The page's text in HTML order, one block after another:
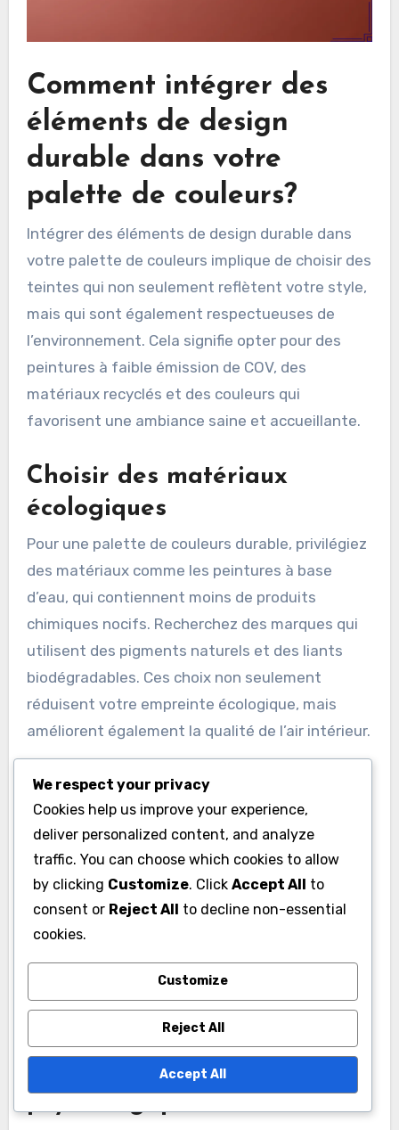
Comment intégrer des
éléments de design
durable dans votre
palette de couleurs?
Intégrer des éléments de design durable dans
votre palette de couleurs implique de choisir des
teintes qui non seulement reflètent votre style,
mais qui sont également respectueuses de
l’environnement. Cela signifie opter pour des
peintures à faible émission de COV, des
matériaux recyclés et des couleurs qui
favorisent une ambiance saine et accueillante.
Choisir des matériaux
écologiques
Pour une palette de couleurs durable, privilégiez
des matériaux comme les peintures à base
d’eau, qui contiennent moins de produits
chimiques nocifs. Recherchez des marques qui
utilisent des pigments naturels et des liants
biodégradables. Ces choix non seulement
réduisent votre empreinte écologique, mais
améliorent également la qualité de l’air intérieur.
Utiliser des couleurs
inspirées de la nature
Les couleurs inspirées de la nature, comme les
verts, les bruns et les bleus doux, peuvent créer
une atmosphère apaisante et harmonieuse. Ces
teintes évoquent des paysages naturels et
favorisent un sentiment de bien-être. Pensez à
intégrer des nuances terreuses pour un effet
chaleureux et accueillant.
Évaluer l’impact
We respect your privacy
Cookies help us improve your experience,
deliver personalized content, and analyze
traffic. You can choose which cookies to allow
by clicking Customize. Click Accept All to
consent or Reject All to decline non-essential
cookies.
Customize
Reject All
Accept All